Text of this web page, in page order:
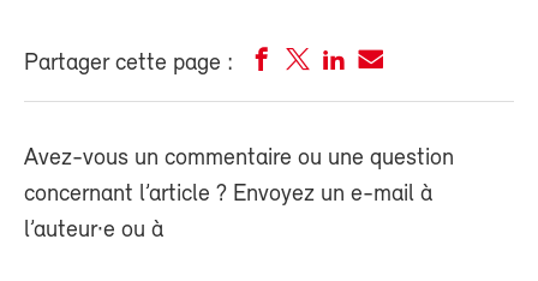
Partager cette page :
Avez-vous un commentaire ou une question
concernant l’article ? Envoyez un e-mail à
l’auteur·e ou à